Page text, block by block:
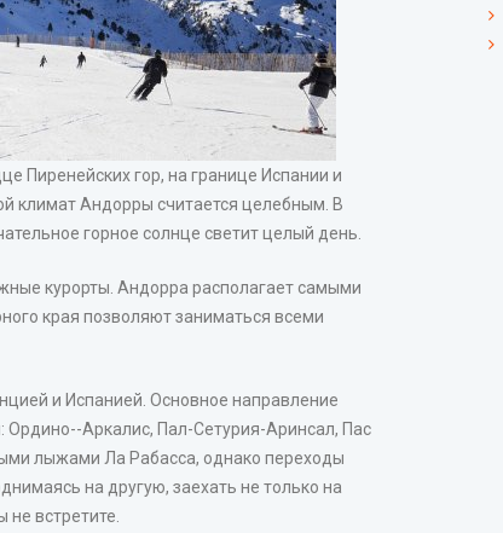
Пиренейских гор, на границе Испании и
климат Андорры считается целебным. В
горное солнце светит целый день.
курорты. Андорра располагает самыми
края позволяют заниматься всеми
и Испанией. Основное направление
Ордино--Аркалис, Пал-Сетурия-Аринсал, Пас
лыжами Ла Рабасса, однако переходы
на другую, заехать не только на
не встретите.